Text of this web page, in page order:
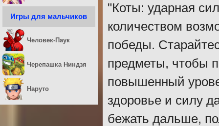
"Коты: ударная
количеством
победы.
предметы, чтобы
повышенный
здоровье и силу
бежать дальше,
Игры для мальчиков
Человек-Паук
Черепашка Ниндзя
Наруто